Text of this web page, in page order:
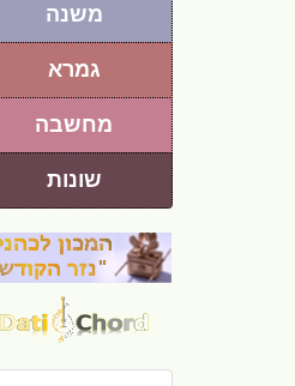
משנה
גמרא
מחשבה
שונות